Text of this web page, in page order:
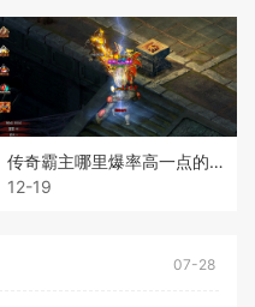
传奇霸主哪里爆率高一点的装备
12-19
07-28